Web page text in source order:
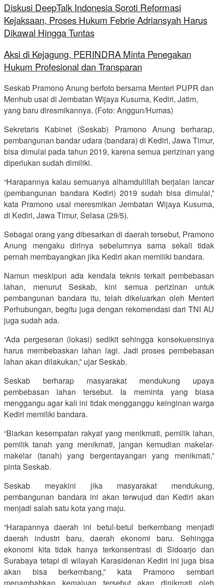
Diskusi DeepTalk Indonesia Soroti Reformasi
Kejaksaan, Proses Hukum Febrie Adriansyah Harus
Dikawal Hingga Tuntas
Aksi di Kejagung, PERINDRA Minta Penegakan
Hukum Profesional dan Transparan
Seskab Pramono Anung berfoto bersama Menteri PUPR dan
Menhub usai di Jembatan Wijaya Kusuma, Kediri, Jatim,
yang baru diresmikannya. (Foto: Anggun/Humas)
Sekretaris Kabinet (Seskab) Pramono Anung berharap,
pembangunan bandar udara (bandara) di Kediri, Jawa Timur,
bisa dimulai pada tahun 2019, karena semua perizinan yang
diperlukan sudah dimiliki.
“Harapannya kalau semuanya alhamdulillah berjalan lancar
(pembangunan bandara Kediri) 2019 sudah bisa dimulai,”
kata Pramono usai meresmikan Jembatan Wijaya Kusuma,
di Kediri, Jawa Timur, Selasa (29/5).
Sebagai orang yang dibesarkan di daerah tersebut, Pramono
Anung mengaku dirinya sebelumnya sama sekali tidak
pernah membayangkan jika Kediri akan memiliki bandara.
Namun meskipun ada kendala teknis terkait pembebasan
lahan, menurut Seskab, kini semua perizinan untuk
pembangunan bandara itu, telah dikeluarkan oleh Menteri
Perhubungan, begitu juga dengan rekomendasi dari TNI AU
juga sudah ada.
“Ada pergeseran (lokasi) sedikit sehingga konsekuensinya
harus membebaskan lahan lagi. Jadi proses pembebasan
lahan akan dilakukan,” ujar Seskab.
Seskab berharap masyarakat mendukung upaya
pembebasan lahan tersebut. Ia meminta yang biasa
menggangu agar kali ini tidak mengganggu keinginan warga
Kediri memiliki bandara.
“Biarkan kesempatan rakyat yang menikmati, pemilik lahan,
pemilik tanah yang menikmati, jangan kemudian makelar-
makelar (tanah) yang bergentayangan yang menikmati,”
pinta Seskab.
Seskab meyakini jika masyarakat mendukung,
pembangunan bandara ini akan terwujud dan Kediri akan
menjadi salah satu kota yang maju.
“Harapannya daerah ini betul-betul berkembang menjadi
daerah industri baru, daerah ekonomi baru. Sehingga
ekonomi kita tidak hanya terkonsentrasi di Sidoarjo dan
Surabaya tetapi di wilayah Karasidenan Kediri ini juga bisa
akan bisa berkembang,” kata Pramono sembari